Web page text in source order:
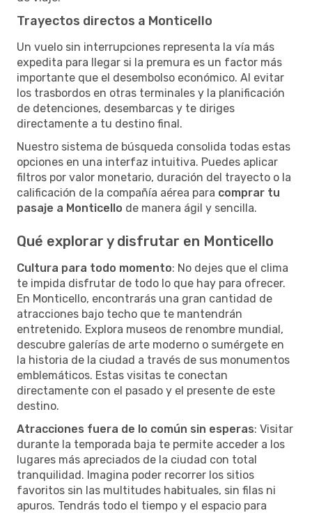
Trayectos directos a Monticello
Un vuelo sin interrupciones representa la vía más
expedita para llegar si la premura es un factor más
importante que el desembolso económico. Al evitar
los trasbordos en otras terminales y la planificación
de detenciones, desembarcas y te diriges
directamente a tu destino final.
Nuestro sistema de búsqueda consolida todas estas
opciones en una interfaz intuitiva. Puedes aplicar
filtros por valor monetario, duración del trayecto o la
calificación de la compañía aérea para comprar tu
pasaje a Monticello de manera ágil y sencilla.
Qué explorar y disfrutar en Monticello
Cultura para todo momento: No dejes que el clima
te impida disfrutar de todo lo que hay para ofrecer.
En Monticello, encontrarás una gran cantidad de
atracciones bajo techo que te mantendrán
entretenido. Explora museos de renombre mundial,
descubre galerías de arte moderno o sumérgete en
la historia de la ciudad a través de sus monumentos
emblemáticos. Estas visitas te conectan
directamente con el pasado y el presente de este
destino.
Atracciones fuera de lo común sin esperas: Visitar
durante la temporada baja te permite acceder a los
lugares más apreciados de la ciudad con total
tranquilidad. Imagina poder recorrer los sitios
favoritos sin las multitudes habituales, sin filas ni
apuros. Tendrás todo el tiempo y el espacio para